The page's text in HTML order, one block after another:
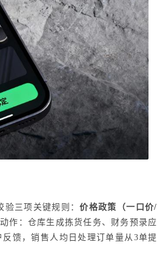
验三项关键规则：价格政策（一口价/
作：仓库生成拣货任务、财务预录应
反馈，销售人均日处理订单量从3单提